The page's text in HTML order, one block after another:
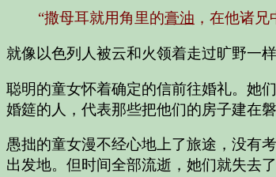
“撒母耳就用角里的膏油 ，在他诸
就像以色列人被云和火领着走过旷野一
聪明的童女怀着确定的信前往婚礼。她
婚筵的人，代表那些把他们的房子建在
愚拙的童女漫不经心地上了旅途，没有
出发地。但时间全部流逝，她们就失去了